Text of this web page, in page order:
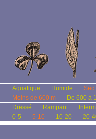
Aquatique Humide
Sec
Moins de 600 m
De 600 à
Dressé Rampant
0-5 5-10 10-20 20-